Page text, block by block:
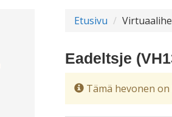
Etusivu
Eadeltsje
Tämä hevonen on